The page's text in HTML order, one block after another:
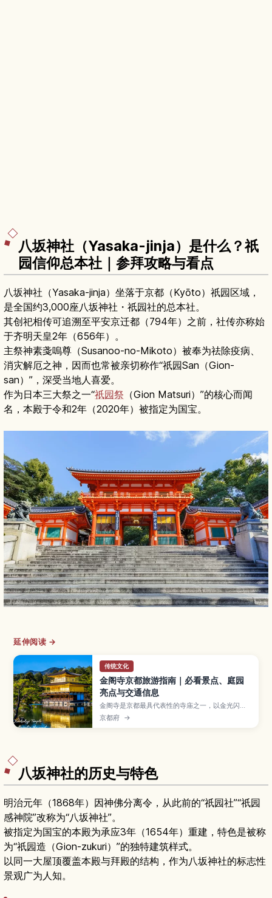
八坂神社（Yasaka-jinja）是什么？祇
园信仰总本社｜参拜攻略与看点
八坂神社（Yasaka-jinja）坐落于京都（Kyōto）祇园区域，
是全国约3,000座八坂神社・祇园社的总本社。
其创祀相传可追溯至平安京迁都（794年）之前，社传亦称始
于齐明天皇2年（656年）。
主祭神素戔嗚尊（Susanoo-no-Mikoto）被奉为祛除疫病、
消灾解厄之神，因而也常被亲切称作“祇园San（Gion-
san）”，深受当地人喜爱。
作为日本三大祭之一“祇园祭 （Gion Matsuri）”的核心而闻
名，本殿于令和2年（2020年）被指定为国宝。
延伸阅读 →
传统文化
金阁寺京都旅游指南｜必看景点、庭园
亮点与交通信息
金阁寺是京都最具代表性的寺庙之一，以金光闪耀
的三层楼阁和倒映在池水中的景色闻名。本文将为
你介绍金阁寺的必看亮点、四季庭园风景、参观小
京都府 →
八坂神社的历史与特色
明治元年（1868年）因神佛分离令，从此前的“祇园社”“祇园
感神院”改称为“八坂神社”。
被指定为国宝的本殿为承应3年（1654年）重建，特色是被称
为“祇园造（Gion-zukuri）”的独特建筑样式。
以同一大屋顶覆盖本殿与拜殿的结构，作为八坂神社的标志性
景观广为人知。